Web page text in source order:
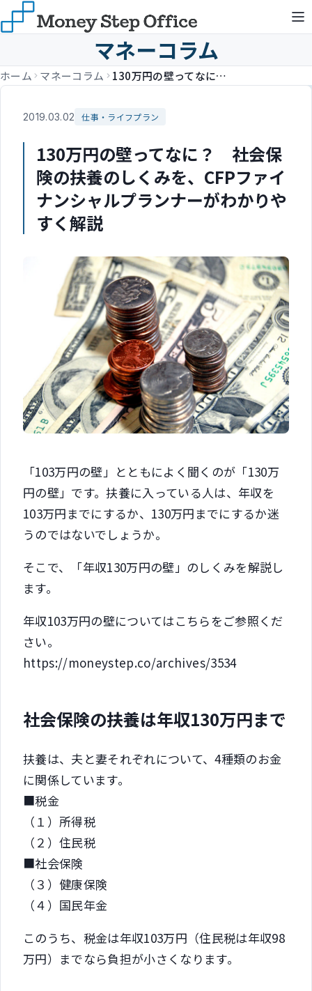
マネーコラム
ホーム マネーコラム 130万円の壁ってなに？ 社会保険の扶養のしくみを、CFPファイナンシャルプランナーがわかりやすく解説
2019.03.02 仕事・ライフプラン
130万円の壁ってなに？ 社会保
険の扶養のしくみを、CFPファイ
ナンシャルプランナーがわかりや
すく解説
「103万円の壁」とともによく聞くのが「130万
円の壁」です。扶養に入っている人は、年収を
103万円までにするか、130万円までにするか迷
うのではないでしょうか。
そこで、「年収130万円の壁」のしくみを解説し
ます。
年収103万円の壁についてはこちらをご参照くだ
さい。
https://moneystep.co/archives/3534
社会保険の扶養は年収130万円まで
扶養は、夫と妻それぞれについて、4種類のお金
に関係しています。
■税金
（１）所得税
（２）住民税
■社会保険
（３）健康保険
（４）国民年金
このうち、税金は年収103万円（住民税は年収98
万円）までなら負担が小さくなります。